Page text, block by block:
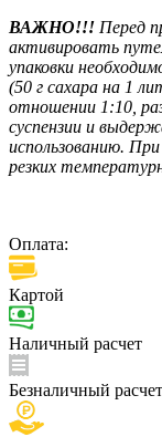
ВАЖНО!!! Перед
активировать
упаковки
(50 г сахара на 1
отношении 1:10,
суспензии и
использованию.
резких
Оплата:
Картой
Наличный расчет
Безналичный